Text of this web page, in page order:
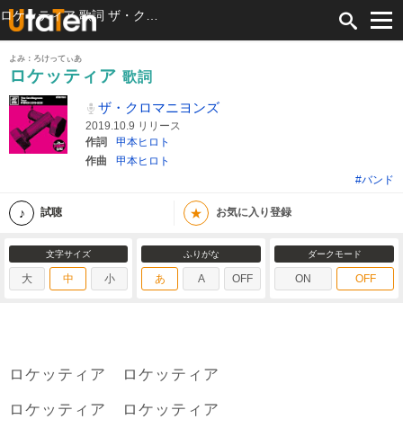
よみ：ろけってぃあ
ロケッティア 歌詞
ザ・クロマニヨンズ
2019.10.9 リリース
作詞
甲本ヒロト
作曲
甲本ヒロト
#バンド
試聴 ★ お気に入り登録
文字サイズ
大 中 小
ふりがな
あ A OFF
ダークモード
ON OFF
ロケッティア ロケッティア
ロケッティア ロケッティア